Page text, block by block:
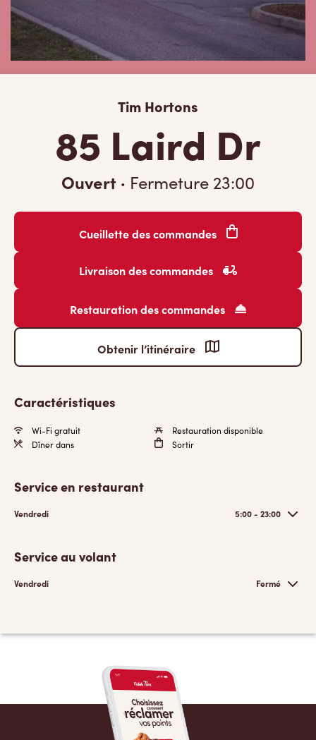
Tim Hortons
85 Laird Dr
Ouvert · Fermeture 23:00
Cueillette des commandes
Livraison des commandes
Restauration des commandes
Obtenir l’itinéraire
Caractéristiques
Wi-Fi gratuit
Restauration disponible
Dîner dans
Sortir
Service en restaurant
Vendredi 5:00 - 23:00
Service au volant
Vendredi Fermé